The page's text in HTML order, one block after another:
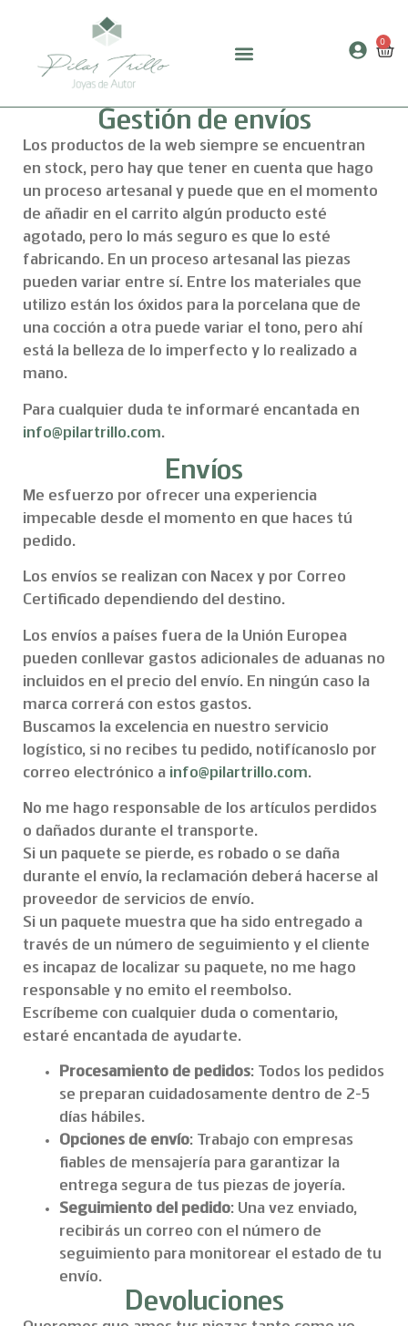
0
Gestión de envíos
Los productos de la web siempre se encuentran
en stock, pero hay que tener en cuenta que hago
un proceso artesanal y puede que en el momento
de añadir en el carrito algún producto esté
agotado, pero lo más seguro es que lo esté
fabricando. En un proceso artesanal las piezas
pueden variar entre sí. Entre los materiales que
utilizo están los óxidos para la porcelana que de
una cocción a otra puede variar el tono, pero ahí
está la belleza de lo imperfecto y lo realizado a
mano.
Para cualquier duda te informaré encantada en
info@pilartrillo.com.
Envíos
Me esfuerzo por ofrecer una experiencia
impecable desde el momento en que haces tú
pedido.
Los envíos se realizan con Nacex y por Correo
Certificado dependiendo del destino.
Los envíos a países fuera de la Unión Europea
pueden conllevar gastos adicionales de aduanas no
incluidos en el precio del envío. En ningún caso la
marca correrá con estos gastos.
Buscamos la excelencia en nuestro servicio
logístico, si no recibes tu pedido, notifícanoslo por
correo electrónico a info@pilartrillo.com.
No me hago responsable de los artículos perdidos
o dañados durante el transporte.
Si un paquete se pierde, es robado o se daña
durante el envío, la reclamación deberá hacerse al
proveedor de servicios de envío.
Si un paquete muestra que ha sido entregado a
través de un número de seguimiento y el cliente
es incapaz de localizar su paquete, no me hago
responsable y no emito el reembolso.
Escríbeme con cualquier duda o comentario,
estaré encantada de ayudarte.
Procesamiento de pedidos: Todos los pedidos
se preparan cuidadosamente dentro de 2-5
días hábiles.
Opciones de envío: Trabajo con empresas
fiables de mensajería para garantizar la
entrega segura de tus piezas de joyería.
Seguimiento del pedido: Una vez enviado,
recibirás un correo con el número de
seguimiento para monitorear el estado de tu
envío.
Devoluciones